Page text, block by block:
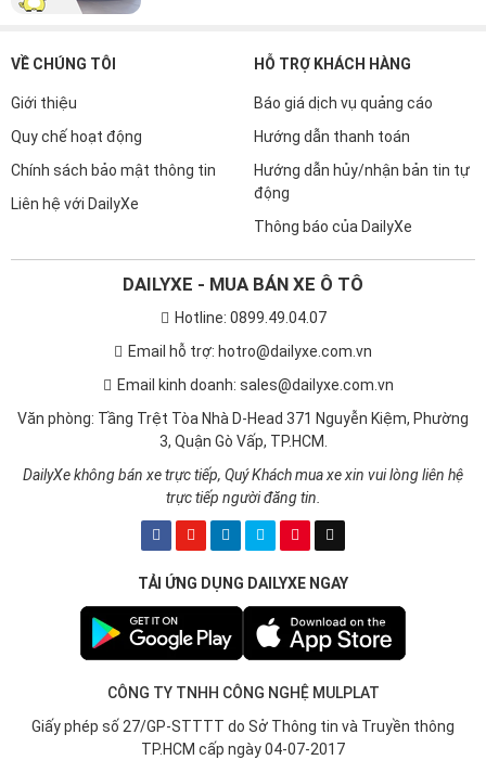
VỀ CHÚNG TÔI
Giới thiệu
Quy chế hoạt động
Chính sách bảo mật thông tin
Liên hệ với DailyXe
HỖ TRỢ KHÁCH HÀNG
Báo giá dịch vụ quảng cáo
Hướng dẫn thanh toán
Hướng dẫn hủy/nhận bản tin tự
động
Thông báo của DailyXe
DAILYXE - MUA BÁN XE Ô TÔ
Hotline: 0899.49.04.07
Email hỗ trợ: hotro@dailyxe.com.vn
Email kinh doanh: sales@dailyxe.com.vn
Văn phòng: Tầng Trệt Tòa Nhà D-Head 371 Nguyễn Kiệm, Phường
3, Quận Gò Vấp, TP.HCM.
DailyXe không bán xe trực tiếp, Quý Khách mua xe xin vui lòng liên hệ
trực tiếp người đăng tin.
TẢI ỨNG DỤNG DAILYXE NGAY
CÔNG TY TNHH CÔNG NGHỆ MULPLAT
Giấy phép số 27/GP-STTTT do Sở Thông tin và Truyền thông
TP.HCM cấp ngày 04-07-2017